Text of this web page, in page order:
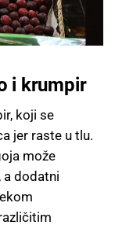
i krumpir
koji se
jer raste u tlu.
može
dodatni